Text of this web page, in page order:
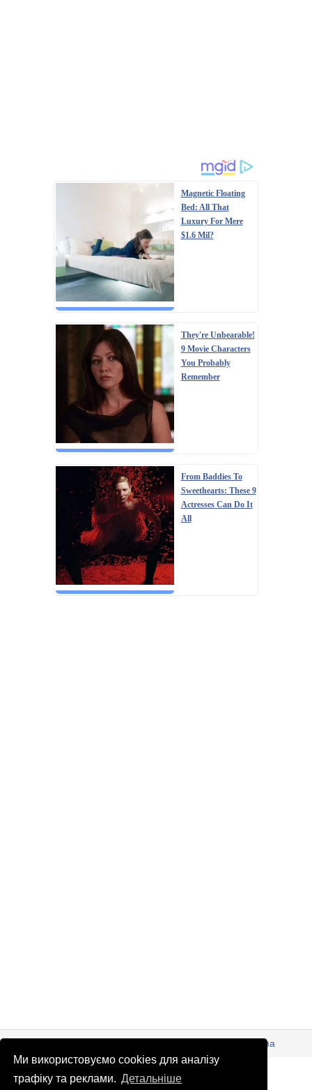
Ми використовуємо cookies для аналізу
трафіку та реклами. Детальніше
Magnetic Floating
Bed: All That
Luxury For Mere
$1.6 Mil?
They're Unbearable!
9 Movie Characters
You Probably
Remember
From Baddies To
Sweethearts: These 9
Actresses Can Do It
All
© Патріоти України 2026 Правова інформація
Реклама
info@patrioty.org.ua